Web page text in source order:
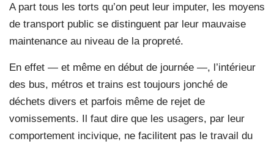
A part tous les torts qu’on peut leur imputer, les moyens
de transport public se distinguent par leur mauvaise
maintenance au niveau de la propreté.
En effet — et même en début de journée —, l’intérieur
des bus, métros et trains est toujours jonché de
déchets divers et parfois même de rejet de
vomissements. Il faut dire que les usagers, par leur
comportement incivique, ne facilitent pas le travail du